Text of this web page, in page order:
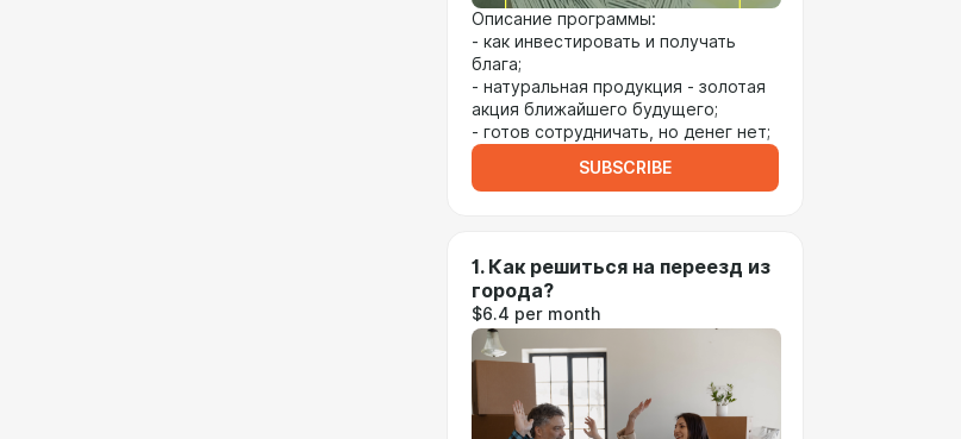
Описание программы:
- как инвестировать и получать
блага;
- натуральная продукция - золотая
акция ближайшего будущего;
- готов сотрудничать, но денег нет;
SUBSCRIBE
1. Как решиться на переезд из
города?
$6.4 per month